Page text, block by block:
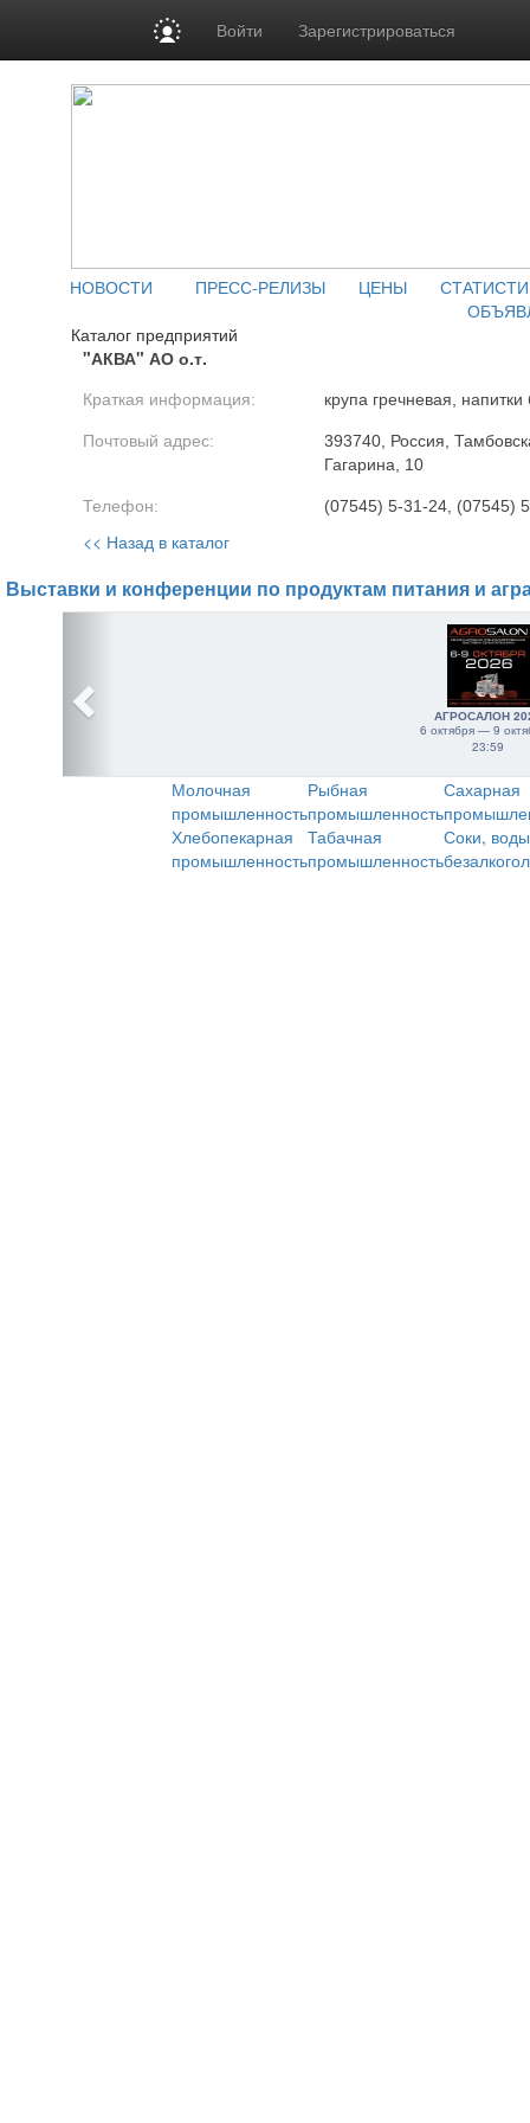
Войти Зарегистрироваться
НОВОСТИ ПРЕСС-РЕЛИЗЫ ЦЕНЫ
Каталог предприятий
"АКВА" АО о.т.
Краткая информация: крупа гречневая,
Почтовый адрес:
393740, Россия,
Гагарина, 10
Телефон: (07545) 5-31-24, (07545)
<< Назад в каталог
Выставки и конференции по продуктам питания и
АГРОСАЛОН
6 октября — 9
23:59
Молочная
промышленность
Рыбная
промышленность
Сахарная
Хлебопекарная
промышленность
Табачная
промышленность
Соки,